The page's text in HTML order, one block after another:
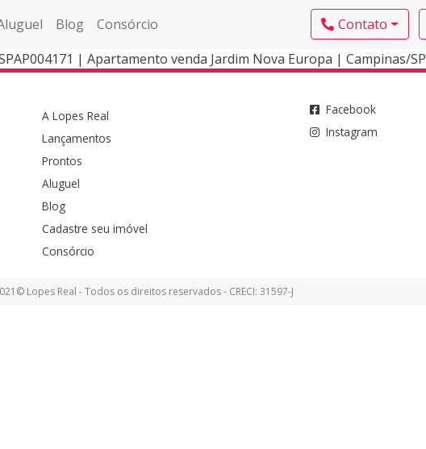
Blog Consórcio Contato
| Apartamento venda Jardim Nova Europa | Campinas/SP
A Lopes Real
Lançamentos
Prontos
Aluguel
Blog
Cadastre seu imóvel
Consórcio
Facebook
Instagram
Lopes Real - Todos os direitos reservados - CRECI: 31597-J